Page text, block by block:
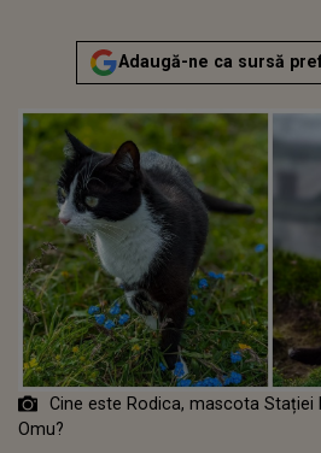
Adaugă-ne ca sursă
Cine este Rodica, mascota
Omu?